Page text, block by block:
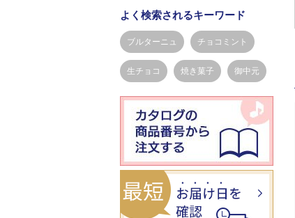
よく検索されるキーワード
ブルターニュ チョコミント
生チョコ 焼き菓子 御中元